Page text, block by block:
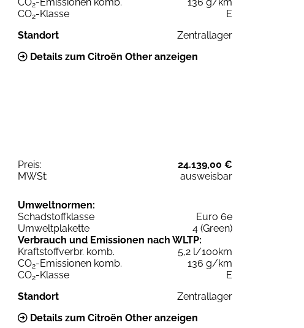
2
CO2-Klasse
E
Standort
Zentrallager
Details zum Citroën Other anzeigen
Preis:
24.139,00 €
MWSt:
ausweisbar
Umweltnormen:
Schadstoffklasse
Euro 6e
Umweltplakette
4 (Green)
Verbrauch und Emissionen nach WLTP:
Kraftstoffverbr. komb.
5,2 l/100km
CO2-Emissionen komb.
136 g/km
CO2-Klasse
E
Standort
Zentrallager
Details zum Citroën Other anzeigen